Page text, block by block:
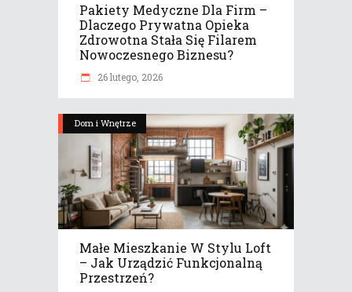
Pakiety Medyczne Dla Firm –
Dlaczego Prywatna Opieka
Zdrowotna Stała Się Filarem
Nowoczesnego Biznesu?
26 lutego, 2026
Dom i Wnętrze
Małe Mieszkanie W Stylu Loft
– Jak Urządzić Funkcjonalną
Przestrzeń?